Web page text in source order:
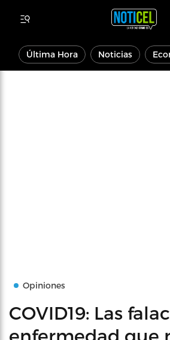
Última Hora Noticias
Opiniones
COVID19: Las
enfermedad que